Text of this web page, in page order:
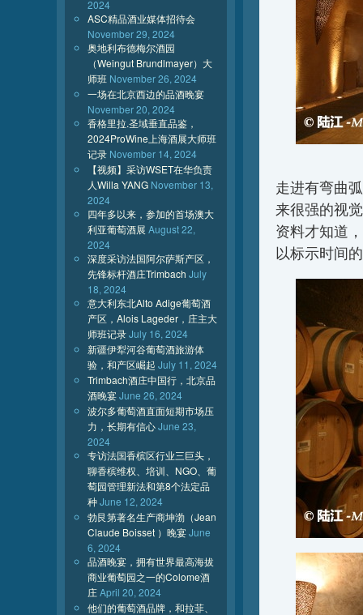
走进有弯曲
来很强的视
资料才知道
以标示时间
2024
ASC精品酒业媒体招待会
November 29, 2024
奥地利布德梅尔酒园
（Weingut Brundlmayer）大
师班 November 26, 2024
一场在北京西边的品酒晚宴
November 20, 2024
香格里拉.圣域垂直品鉴，
2024ProWine上海酒展大师班
记录 November 14, 2024
【视频】采访WSET在华负责
人Willa YANG November 13,
2024
四年多以来，参加的首场澳大
利亚葡萄酒展 August 22,
2024
深度采访法国阿尔萨斯产区，
先锋标杆酒庄Trimbach July
18, 2024
意大利东北Alto Adige葡萄酒
产区，Alois Lageder，庄主大
师班记录July 16, 2024
新疆伊犁河谷葡萄酒旅游体
验，和产区崛起 July 11, 2024
Trimbach酒庄中国行，北京品
酒晚宴June 26, 2024
波尔多葡萄酒直面短期市场压
力，长期有信心June 23,
2024
专访法国香槟区行业三巨头，
聊香槟维权、培训、NGO、葡
萄园管理新法和第8个法定品
种June 12, 2024
勃艮第著名生产商坤渤（Jean
Claude Boisset ）晚宴June
6, 2024
品酒晚宴，拥有世界最高海拔
商业葡萄园之一的Colome酒
庄April 20, 2024
他们的葡萄酒品牌，和拉菲、